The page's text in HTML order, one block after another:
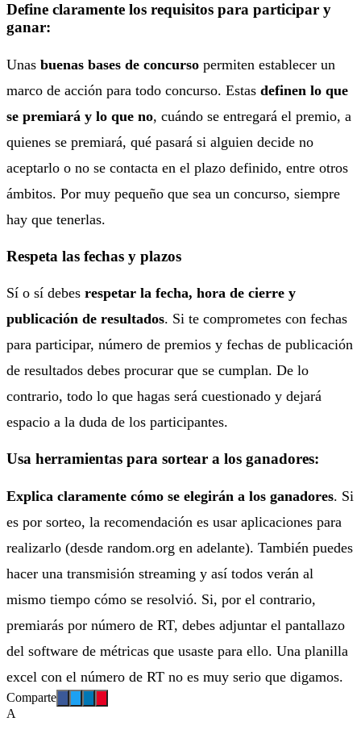
Define claramente los requisitos para participar y
ganar:
Unas buenas bases de concurso permiten establecer un
marco de acción para todo concurso. Estas definen lo que
se premiará y lo que no, cuándo se entregará el premio, a
quienes se premiará, qué pasará si alguien decide no
aceptarlo o no se contacta en el plazo definido, entre otros
ámbitos. Por muy pequeño que sea un concurso, siempre
hay que tenerlas.
Respeta las fechas y plazos
Sí o sí debes respetar la fecha, hora de cierre y
publicación de resultados. Si te comprometes con fechas
para participar, número de premios y fechas de publicación
de resultados debes procurar que se cumplan. De lo
contrario, todo lo que hagas será cuestionado y dejará
espacio a la duda de los participantes.
Usa herramientas para sortear a los ganadores:
Explica claramente cómo se elegirán a los ganadores. Si
es por sorteo, la recomendación es usar aplicaciones para
realizarlo (desde random.org en adelante). También puedes
hacer una transmisión streaming y así todos verán al
mismo tiempo cómo se resolvió. Si, por el contrario,
premiarás por número de RT, debes adjuntar el pantallazo
del software de métricas que usaste para ello. Una planilla
excel con el número de RT no es muy serio que digamos.
Comparte
A